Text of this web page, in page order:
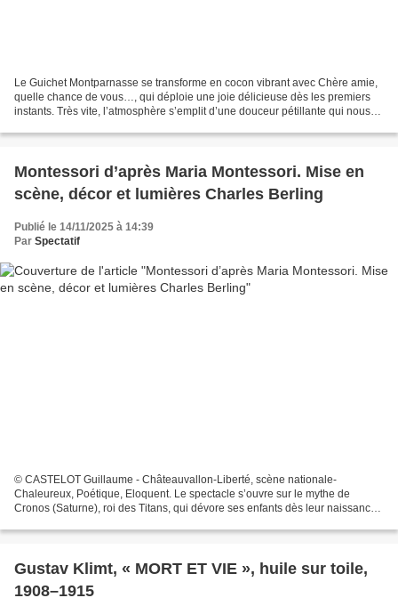
Le Guichet Montparnasse se transforme en cocon vibrant avec Chère amie,
quelle chance de vous…, qui déploie une joie délicieuse dès les premiers
instants. Très vite, l’atmosphère s’emplit d’une douceur pétillante qui nous
Montessori d’après Maria Montessori. Mise en
scène, décor et lumières Charles Berling
Publié le 14/11/2025 à 14:39
Par Spectatif
© CASTELOT Guillaume - Châteauvallon-Liberté, scène nationale-
Chaleureux, Poétique, Eloquent. Le spectacle s’ouvre sur le mythe de
Cronos (Saturne), roi des Titans, qui dévore ses enfants dès leur naissance,
Gustav Klimt, « MORT ET VIE », huile sur toile,
1908–1915